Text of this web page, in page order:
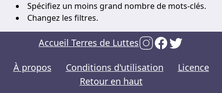
Spécifiez un moins grand nombre de mots-clés.
Changez les filtres.
Accueil Terres de Luttes
À propos Conditions d'utilisation
Licence
Retour en haut